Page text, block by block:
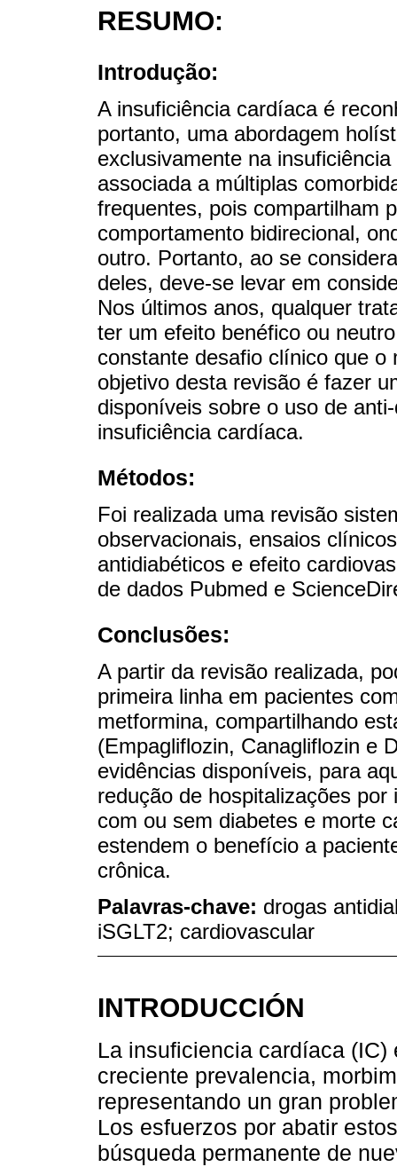
RESUMO:
Introdução:
A insuficiência cardíaca é
portanto, uma abordagem
exclusivamente na
associada a múltiplas
frequentes, pois compartilham
comportamento bidirecional,
outro. Portanto, ao se
deles, deve-se levar em
Nos últimos anos, qualquer
ter um efeito benéfico ou
constante desafio clínico que
objetivo desta revisão é fazer
disponíveis sobre o uso de
insuficiência cardíaca.
Métodos:
Foi realizada uma revisão
observacionais, ensaios
antidiabéticos e efeito
de dados Pubmed e
Conclusões:
A partir da revisão realizada,
primeira linha em pacientes
metformina, compartilhando
(Empagliflozin, Canagliflozin e
evidências disponíveis, para
redução de hospitalizações
com ou sem diabetes e morte
estendem o benefício a
crônica.
Palavras-chave: drogas
iSGLT2; cardiovascular
INTRODUCCIÓN
La insuficiencia cardíaca
creciente prevalencia,
representando un gran
Los esfuerzos por abatir
búsqueda permanente de